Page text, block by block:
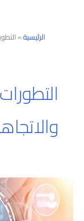
الرئيسية»
أفضل
شركة
برمجة